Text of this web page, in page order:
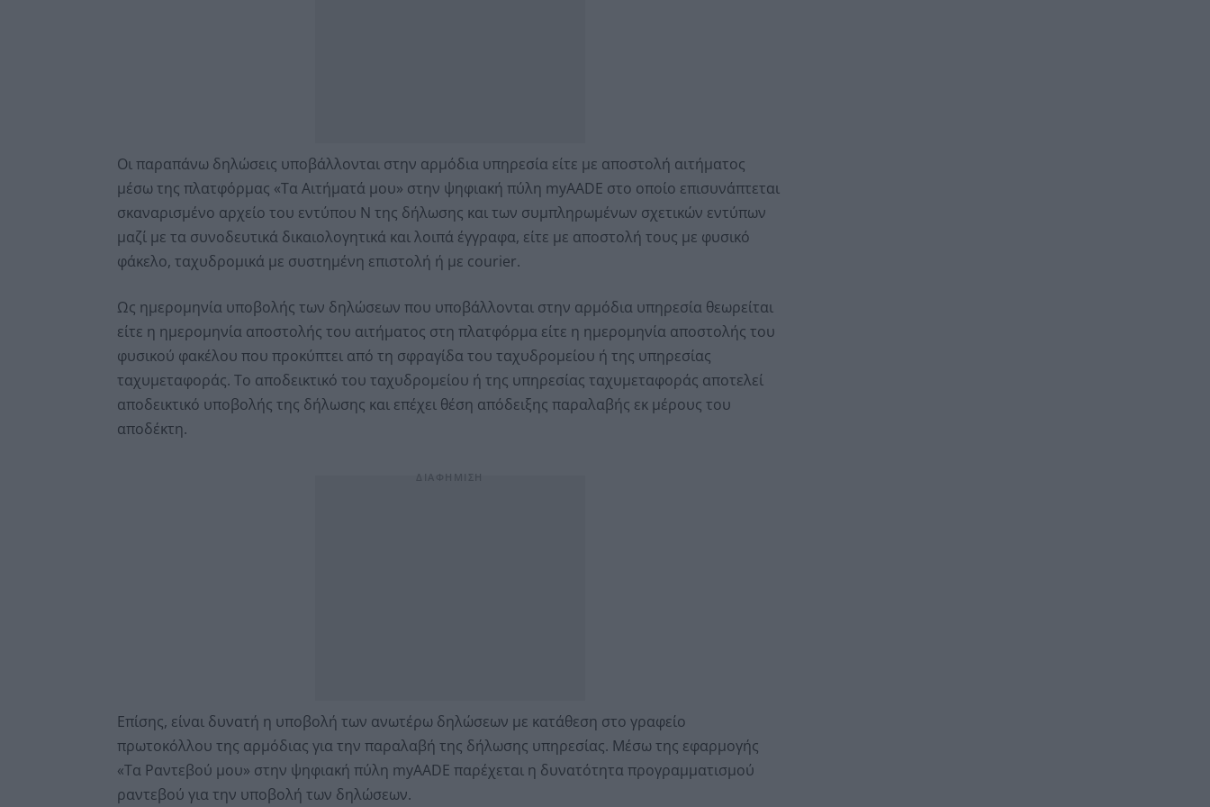
Οι παραπάνω δηλώσεις υποβάλλονται στην αρμόδια υπηρεσία είτε με αποστολή αιτήματος
μέσω της πλατφόρμας «Τα Αιτήματά μου» στην ψηφιακή πύλη myAADE στο οποίο επισυνάπτεται
σκαναρισμένο αρχείο του εντύπου Ν της δήλωσης και των συμπληρωμένων σχετικών εντύπων
μαζί με τα συνοδευτικά δικαιολογητικά και λοιπά έγγραφα, είτε με αποστολή τους με φυσικό
φάκελο, ταχυδρομικά με συστημένη επιστολή ή με courier.
Ως ημερομηνία υποβολής των δηλώσεων που υποβάλλονται στην αρμόδια υπηρεσία θεωρείται
είτε η ημερομηνία αποστολής του αιτήματος στη πλατφόρμα είτε η ημερομηνία αποστολής του
φυσικού φακέλου που προκύπτει από τη σφραγίδα του ταχυδρομείου ή της υπηρεσίας
ταχυμεταφοράς. Το αποδεικτικό του ταχυδρομείου ή της υπηρεσίας ταχυμεταφοράς αποτελεί
αποδεικτικό υποβολής της δήλωσης και επέχει θέση απόδειξης παραλαβής εκ μέρους του
αποδέκτη.
Επίσης, είναι δυνατή η υποβολή των ανωτέρω δηλώσεων με κατάθεση στο γραφείο
πρωτοκόλλου της αρμόδιας για την παραλαβή της δήλωσης υπηρεσίας. Μέσω της εφαρμογής
«Τα Ραντεβού μου» στην ψηφιακή πύλη myAADE παρέχεται η δυνατότητα προγραμματισμού
ραντεβού για την υποβολή των δηλώσεων.